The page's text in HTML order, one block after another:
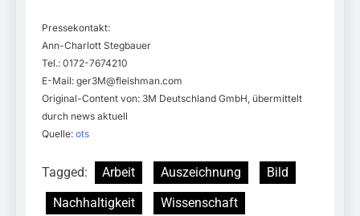
Pressekontakt:
Ann-Charlott Stegbauer
Tel.: 0172-7674210
E-Mail: ger3M@fleishman.com
Original-Content von: 3M Deutschland GmbH, übermittelt
durch news aktuell
Quelle: ots
Tagged: Arbeit Auszeichnung
Bild
Nachhaltigkeit
Wissenschaft